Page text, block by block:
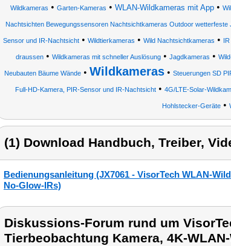
Wildkameras • Garten-Kameras • WLAN-Wildkameras mit App •
Nachtsichten Bewegungssensoren Nachtsichtkameras Outdoor wetterfeste
Sensor und IR-Nachtsicht• Wildtierkameras • Wild Nachtsichtkameras •
draussen • Wildkameras mit schneller Auslösung • Jagdkameras •
Neubauten Bäume Wände • Wildkameras • Steuerungen SD
Full-HD-Kamera, PIR-Sensor und IR-Nachtsicht• 4G/LTE-Solar-
Hohlstecker-Geräte•
(1) Download Handbuch, Treiber,
Bedienungsanleitung (JX7061 - VisorTech WLAN-
No-Glow-IRs)
Diskussions-Forum rund um
Tierbeobachtung Kamera, 4K-